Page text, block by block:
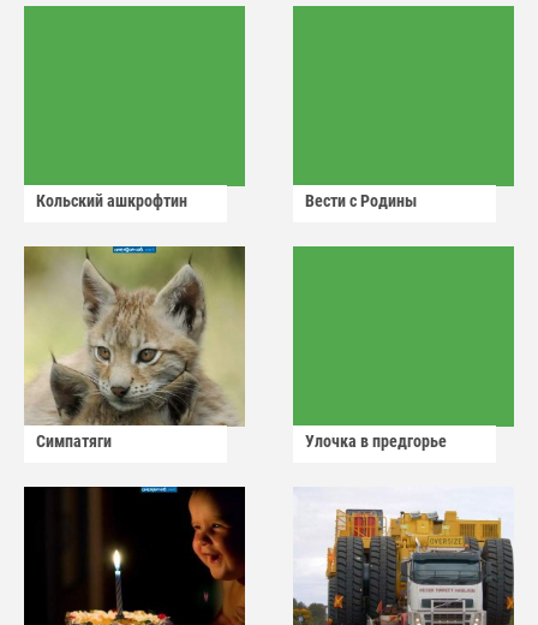
Кольский ашкрофтин Вести с Родины
Симпатяги Улочка в предгорье